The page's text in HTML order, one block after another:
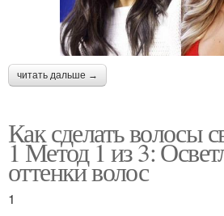
читать дальше →
Как сделать волосы
1 Метод 1 из 3:
оттенки волос
1